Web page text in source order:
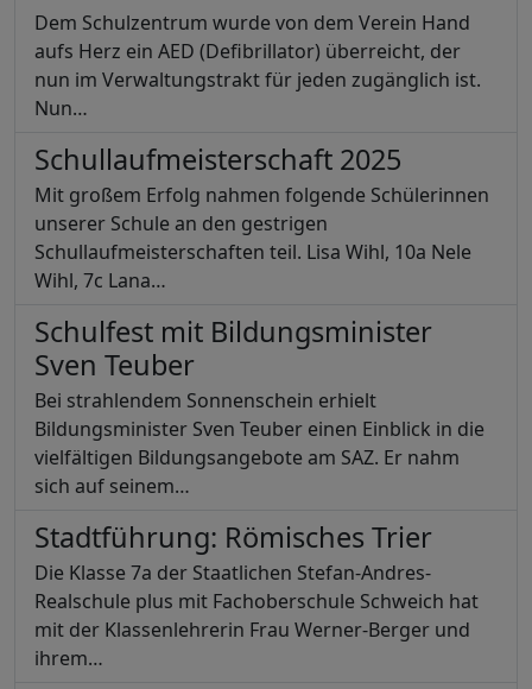
Dem Schulzentrum wurde von dem Verein Hand
aufs Herz ein AED (Defibrillator) überreicht, der
nun im Verwaltungstrakt für jeden zugänglich ist.
Nun…
Schullaufmeisterschaft 2025
Mit großem Erfolg nahmen folgende Schülerinnen
unserer Schule an den gestrigen
Schullaufmeisterschaften teil. Lisa Wihl, 10a Nele
Wihl, 7c Lana…
Schulfest mit Bildungsminister
Sven Teuber
Bei strahlendem Sonnenschein erhielt
Bildungsminister Sven Teuber einen Einblick in die
vielfältigen Bildungsangebote am SAZ. Er nahm
sich auf seinem…
Stadtführung: Römisches Trier
Die Klasse 7a der Staatlichen Stefan-Andres-
Realschule plus mit Fachoberschule Schweich hat
mit der Klassenlehrerin Frau Werner-Berger und
ihrem…